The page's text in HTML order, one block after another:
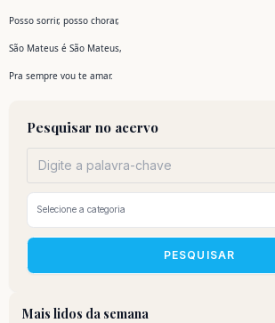
Posso sorrir, posso chorar,
São Mateus é São Mateus,
Pra sempre vou te amar.
Pesquisar no acervo
PESQUISAR
Mais lidos da semana